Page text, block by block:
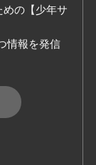
めの【少年サ
情報を発信